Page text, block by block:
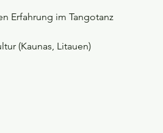
Erfahrung im Tangotanz
(Kaunas, Litauen)